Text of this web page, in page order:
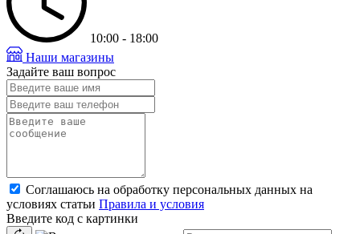
10:00 - 18:00
Наши магазины
Задайте ваш вопрос
Соглашаюсь на обработку персональных данных на
условиях статьи Правила и условия
Введите код с картинки